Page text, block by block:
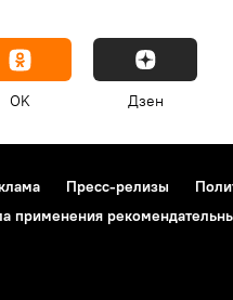
OK Дзен
Пресс-релизы
применения